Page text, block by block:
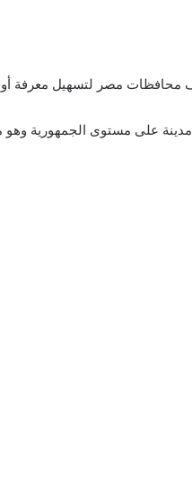
يشهد محرك البحث جوجل نشاطًا كبيرًا على مدار اليوم للبحث عن